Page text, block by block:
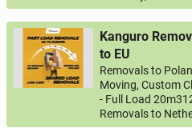
Kanguro
to EU
Removals to
Moving, Custom
- Full Load
Removals to